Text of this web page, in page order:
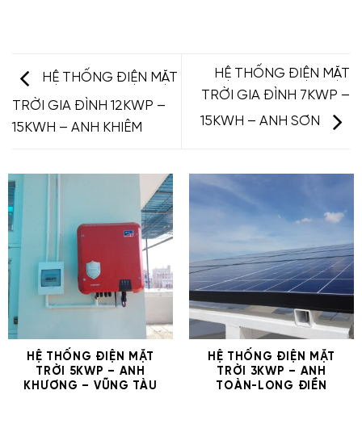
HỆ THỐNG ĐIỆN MẶT
TRỜI GIA ĐÌNH 12KWP –
15KWH – ANH KHIÊM
HỆ THỐNG ĐIỆN MẶT
TRỜI GIA ĐÌNH 7KWP –
15KWH – ANH SƠN
HỆ THỐNG ĐIỆN MẶT
TRỜI 5KWP – ANH
KHƯƠNG – VŨNG TÀU
HỆ THỐNG ĐIỆN MẶT
TRỜI 3KWP – ANH
TOÀN-LONG ĐIỀN